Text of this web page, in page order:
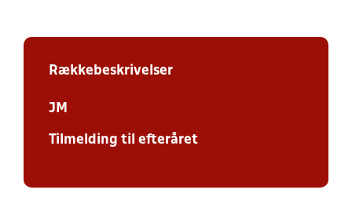
Rækkebeskrivelser
JM
Tilmelding til efteråret